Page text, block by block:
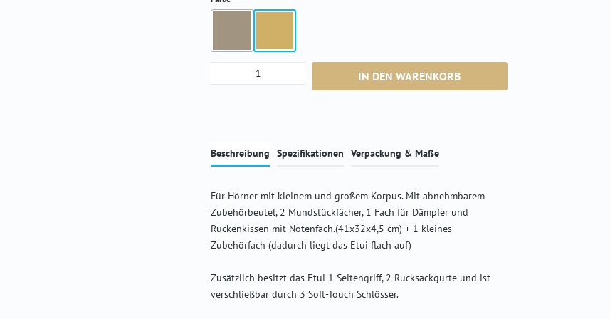
Produkt Anzahl: Gib den gewünschten Wert ein oder
IN DEN WARENKORB
Beschreibung Spezifikationen Verpackung & Maße
Für Hörner mit kleinem und großem Korpus. Mit abnehmbarem
Zubehörbeutel, 2 Mundstückfächer, 1 Fach für Dämpfer und
Rückenkissen mit Notenfach.(41x32x4,5 cm) + 1 kleines
Zubehörfach (dadurch liegt das Etui flach auf)
Zusätzlich besitzt das Etui 1 Seitengriff, 2 Rucksackgurte und ist
verschließbar durch 3 Soft-Touch Schlösser.